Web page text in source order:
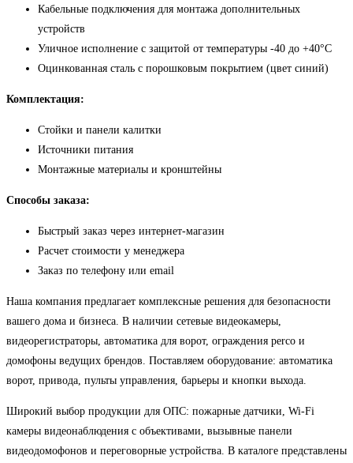
Кабельные подключения для монтажа дополнительных
устройств
Уличное исполнение с защитой от температуры -40 до +40°C
Оцинкованная сталь с порошковым покрытием (цвет синий)
Комплектация:
Стойки и панели калитки
Источники питания
Монтажные материалы и кронштейны
Способы заказа:
Быстрый заказ через интернет-магазин
Расчет стоимости у менеджера
Заказ по телефону или email
Наша компания предлагает комплексные решения для безопасности
вашего дома и бизнеса. В наличии сетевые видеокамеры,
видеорегистраторы, автоматика для ворот, ограждения perco и
домофоны ведущих брендов. Поставляем оборудование: автоматика
ворот, привода, пульты управления, барьеры и кнопки выхода.
Широкий выбор продукции для ОПС: пожарные датчики, Wi-Fi
камеры видеонаблюдения с объективами, вызывные панели
видеодомофонов и переговорные устройства. В каталоге представлены